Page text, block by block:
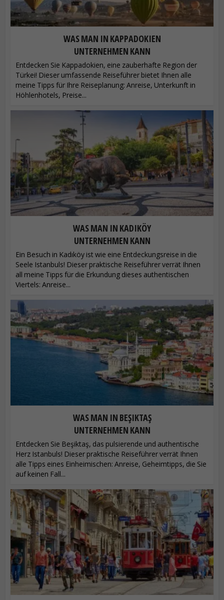
WAS MAN IN KAPPADOKIEN
UNTERNEHMEN KANN
Entdecken Sie Kappadokien, eine zauberhafte Region der
Türkei! Dieser umfassende Reiseführer bietet Ihnen alle
meine Tipps für Ihre Reiseplanung: Anreise, Unterkunft in
Höhlenhotels, Preise...
WAS MAN IN KADIKÖY
UNTERNEHMEN KANN
Ein Besuch in Kadıköy ist wie eine Entdeckungsreise in die
Seele Istanbuls! Dieser praktische Reiseführer verrät Ihnen
all meine Tipps für die Erkundung dieses authentischen
Viertels: Anreise...
WAS MAN IN BEŞIKTAŞ
UNTERNEHMEN KANN
Entdecken Sie Beşiktaş, das pulsierende und authentische
Herz Istanbuls! Dieser praktische Reiseführer verrät Ihnen
alle Tipps eines Einheimischen: Anreise, Geheimtipps, die Sie
auf keinen Fall...